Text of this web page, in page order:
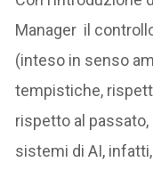
Manager il
(inteso in senso
tempistiche,
rispetto al
sistemi di AI, infatti,